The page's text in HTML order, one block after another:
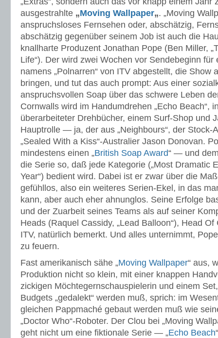
ausgestrahlte „Moving Wallpaper„. „Moving
anspruchsloses Fernsehen oder, abschätzig,
abschätzig gegenüber seinem Job ist auch die
knallharte Produzent Jonathan Pope (Ben Miller,
Life“). Der wird zwei Wochen vor Sendebeginn für
namens „Polnarren“ von ITV abgestellt, die Show
bringen, und tut das auch prompt: Aus einer
anspruchsvollen Soap über das schwere Leben
Cornwalls wird im Handumdrehen „Echo Beach“,
überarbeiteter Drehbücher, einem Surf-Shop und
Hauptrolle — ja, der aus „Neighbours“, der Stock-
„Sealed With a Kiss“-Australier Jason Donovan.
mindestens einen „British Soap Award“ — und
die Serie so, daß jede Kategorie („Most Dramatic
Year“) bedient wird. Dabei ist er zwar über die
gefühllos, also ein weiteres Serien-Ekel, in das
kann, aber auch eher ahnunglos. Seine Erfolge
und der Zuarbeit seines Teams als auf seiner
Heads (Raquel Cassidy, „Lead Balloon“), Head
ITV, natürlich bemerkt. Und alles unternimmt,
zu feuern.
Fast amerikanisch sähe „Moving Wallpaper“ aus,
Produktion nicht so klein, mit einer knappen
zickigen Möchtegernschauspielerin und einem
Budgets „gedalekt“ werden muß, sprich: im
gleichen Pappmaché gebaut werden muß wie
„Doctor Who“-Roboter. Der Clou bei „Moving
geht nicht um eine fiktionale Serie — „Echo Beach